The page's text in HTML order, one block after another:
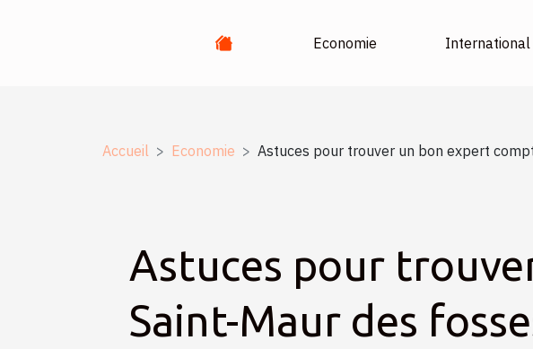
Economie International
Accueil Economie Astuces pour trouver un bon expert
Astuces pour
Saint-Maur des